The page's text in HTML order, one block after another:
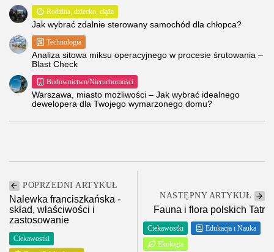
Rodzina, dziecko, ciąża
Jak wybrać zdalnie sterowany samochód dla chłopca?
Technologia
Analiza sitowa miksu operacyjnego w procesie śrutowania –
Blast Check
Budownictwo/Nieruchomości
Warszawa, miasto możliwości – Jak wybrać idealnego
dewelopera dla Twojego wymarzonego domu?
POPRZEDNI ARTYKUŁ
Nalewka franciszkańska -
skład, właściwości i
zastosowanie
Ciekawostki
NASTĘPNY ARTYKUŁ
Fauna i flora polskich Tatr
Ciekawostki
Edukacja i Nauka
Ekologia